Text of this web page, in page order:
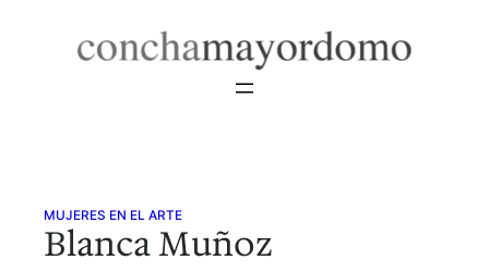
MUJERES EN EL ARTE
Blanca Muñoz